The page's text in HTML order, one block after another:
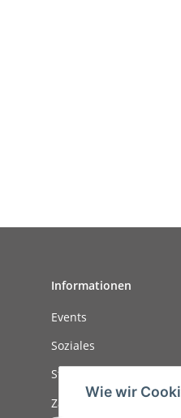
Informationen
Events
Soziales
Stellenanzeigen
Zahlungsmöglichkeiten
Wie wir